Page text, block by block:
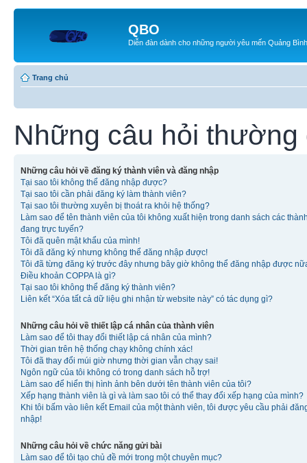
QBO
Diễn đàn dành cho những người yêu mến Quảng Bình
Trang chủ
Những câu hỏi thường
Những câu hỏi về đăng ký thành viên và đăng nhập
Tại sao tôi không thể đăng nhập được?
Tại sao tôi cần phải đăng ký làm thành viên?
Tại sao tôi thường xuyên bị thoát ra khỏi hệ thống?
Làm sao để tên thành viên của tôi không xuất hiện trong danh sách các
đang trực tuyến?
Tôi đã quên mật khẩu của mình!
Tôi đã đăng ký nhưng không thể đăng nhập được!
Tôi đã từng đăng ký trước đây nhưng bây giờ không thể đăng nhập được
Điều khoản COPPA là gì?
Tại sao tôi không thể đăng ký thành viên?
Liên kết “Xóa tất cả dữ liệu ghi nhận từ website này” có tác dụng gì?
Những câu hỏi về thiết lập cá nhân của thành viên
Làm sao để tôi thay đổi thiết lập cá nhân của mình?
Thời gian trên hệ thống chạy không chính xác!
Tôi đã thay đổi múi giờ nhưng thời gian vẫn chạy sai!
Ngôn ngữ của tôi không có trong danh sách hỗ trợ!
Làm sao để hiển thị hình ảnh bên dưới tên thành viên của tôi?
Xếp hạng thành viên là gì và làm sao tôi có thể thay đổi xếp hạng của mình?
Khi tôi bấm vào liên kết Email của một thành viên, tôi được yêu cầu phải
nhập!
Những câu hỏi về chức năng gửi bài
Làm sao để tôi tạo chủ đề mới trong một chuyên mục?